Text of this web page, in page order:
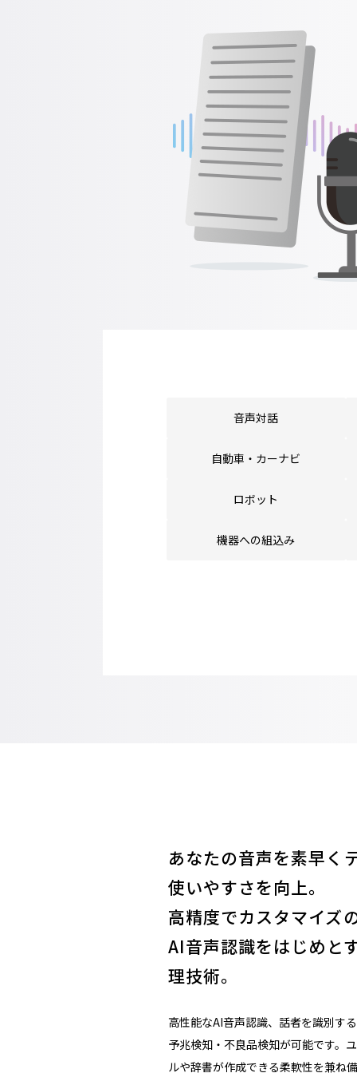
音声対話
自動車・カーナビ
ロボット
機器への組込み
あなたの音声を素早く
使いやすさを向上。
高精度でカスタマイズ
AI音声認識をはじめと
理技術。
高性能なAI音声認識、話者を識別す
予兆検知・不良品検知が可能です。
ルや辞書が作成できる柔軟性を兼ね